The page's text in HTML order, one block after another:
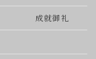
成就御礼